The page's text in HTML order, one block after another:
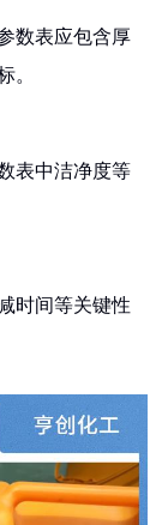
数表应包含厚
。
表中洁净度等
时间等关键性